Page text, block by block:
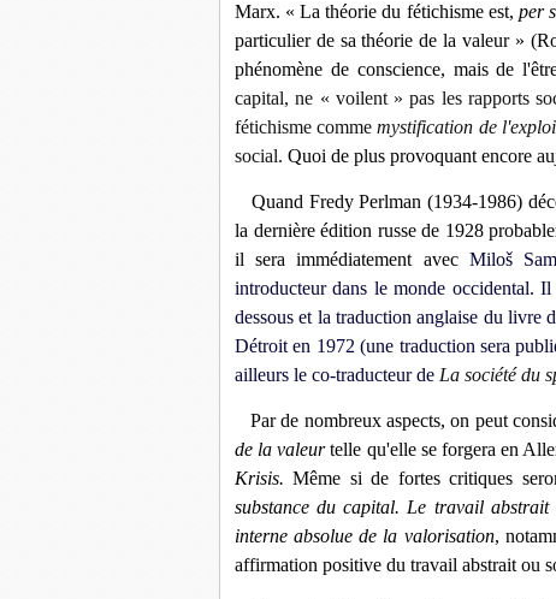
Marx. «La théorie du fétichisme est, per
particulier de sa théorie de la valeur »
phénomène de conscience, mais de
capital, ne « voilent » pas les rapports
fétichisme commemystification de
social. Quoi de plus provoquant encore
Quand Fredy Perlman (1934-1986)
la dernière édition russe de 1928
il sera immédiatement avec Miloš
introducteur dans le monde occidental.
dessous et la traduction anglaise du livre
Détroit en 1972 (une traduction sera
ailleurs le co-traducteur de La société du
Par de nombreux aspects, on peut
de la valeurtelle qu'elle se forgera en
Krisis. Même si de fortes critiques
substance du capital. Le travail
interne absolue de la valorisation,
affirmation positive du travail abstrait ou